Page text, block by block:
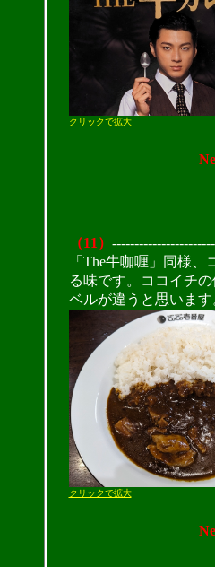
クリックで拡大
（11）
「The牛咖喱」同様
る味です。ココイチ
ベルが違うと思います
クリックで拡大